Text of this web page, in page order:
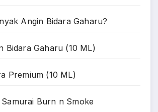
Angin Bidara Gaharu?
Bidara Gaharu (10 ML)
Premium (10 ML)
Burn n Smoke